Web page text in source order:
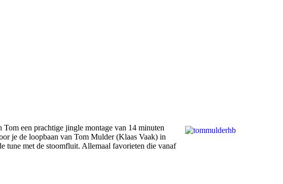
een prachtige jingle montage van 14 minuten
je de loopbaan van Tom Mulder (Klaas Vaak) in
tune met de stoomfluit. Allemaal favorieten die vanaf